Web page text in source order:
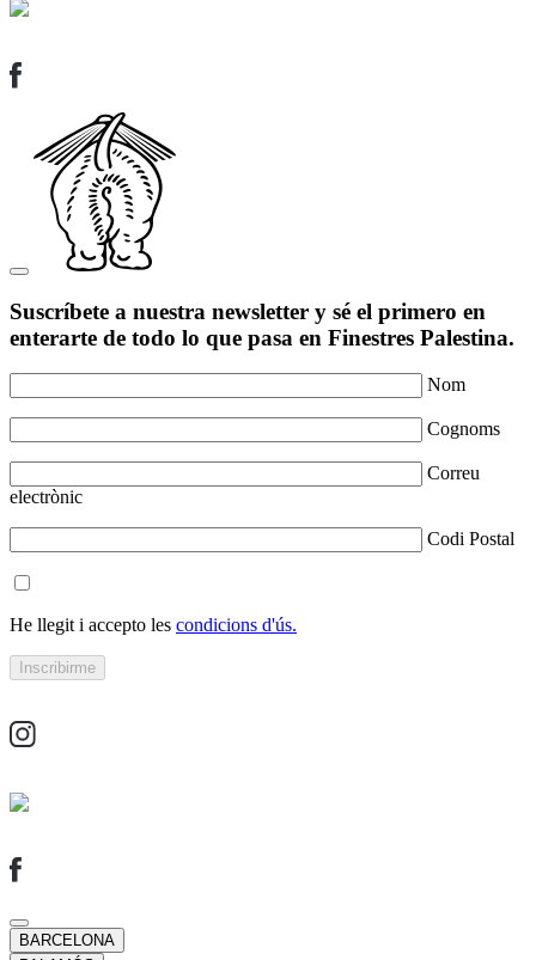
Suscríbete a nuestra newsletter y sé el primero en
enterarte de todo lo que pasa en Finestres Palestina.
Nom
Cognoms
Correu
electrònic
Codi Postal
He llegit i accepto les condicions d'ús.
BARCELONA